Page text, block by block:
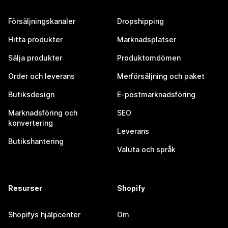
Försäljningskanaler
Hitta produkter
Sälja produkter
Order och leverans
Butiksdesign
Marknadsföring och
konvertering
Butikshantering
Dropshipping
Marknadsplatser
Produktomdömen
Merförsäljning och paket
E-postmarknadsföring
SEO
Leverans
Valuta och språk
Resurser
Shopifys hjälpcenter
Shopify
Om